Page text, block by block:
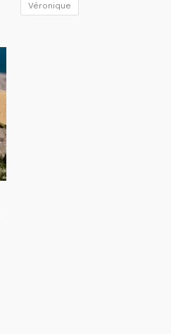
Véronique